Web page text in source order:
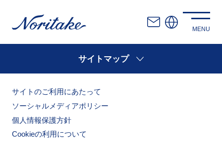
サイトマップ
サイトのご利用にあたって
ソーシャルメディアポリシー
個人情報保護方針
Cookieの利用について